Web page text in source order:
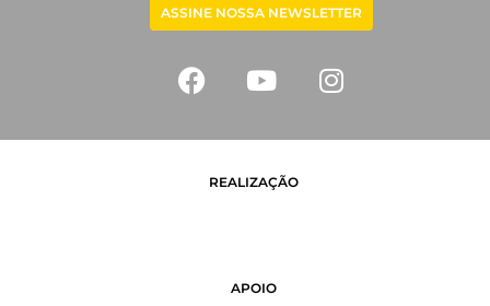
ASSINE NOSSA NEWSLETTER
REALIZAÇÃO
APOIO